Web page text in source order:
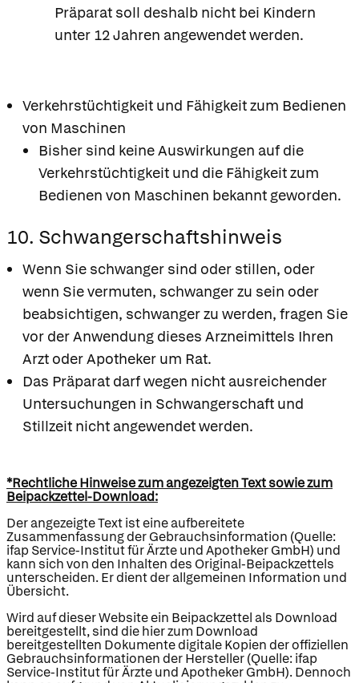
Präparat soll deshalb nicht bei Kindern
unter 12 Jahren angewendet werden.
Verkehrstüchtigkeit und Fähigkeit zum Bedienen
von Maschinen
Bisher sind keine Auswirkungen auf die
Verkehrstüchtigkeit und die Fähigkeit zum
Bedienen von Maschinen bekannt geworden.
10. Schwangerschaftshinweis
Wenn Sie schwanger sind oder stillen, oder
wenn Sie vermuten, schwanger zu sein oder
beabsichtigen, schwanger zu werden, fragen Sie
vor der Anwendung dieses Arzneimittels Ihren
Arzt oder Apotheker um Rat.
Das Präparat darf wegen nicht ausreichender
Untersuchungen in Schwangerschaft und
Stillzeit nicht angewendet werden.
*Rechtliche Hinweise zum angezeigten Text sowie zum
Beipackzettel-Download:
Der angezeigte Text ist eine aufbereitete
Zusammenfassung der Gebrauchsinformation (Quelle:
ifap Service-Institut für Ärzte und Apotheker GmbH) und
kann sich von den Inhalten des Original-Beipackzettels
unterscheiden. Er dient der allgemeinen Information und
Übersicht.
Wird auf dieser Website ein Beipackzettel als Download
bereitgestellt, sind die hier zum Download
bereitgestellten Dokumente digitale Kopien der offiziellen
Gebrauchsinformationen der Hersteller (Quelle: ifap
Service-Institut für Ärzte und Apotheker GmbH). Dennoch